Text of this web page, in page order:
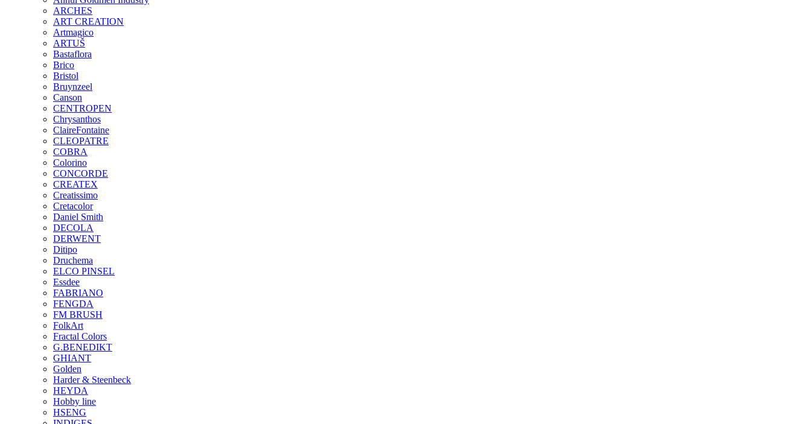
ARCHES
ART CREATION
Artmagico
ARTUŠ
Bastaflora
Brico
Bristol
Bruynzeel
Canson
CENTROPEN
Chrysanthos
ClaireFontaine
CLEOPATRE
COBRA
Colorino
CONCORDE
CREATEX
Creatissimo
Cretacolor
Daniel Smith
DECOLA
DERWENT
Ditipo
Druchema
ELCO PINSEL
Essdee
FABRIANO
FENGDA
FM BRUSH
FolkArt
Fractal Colors
G.BENEDIKT
GHIANT
Golden
Harder & Steenbeck
HEYDA
Hobby line
HSENG